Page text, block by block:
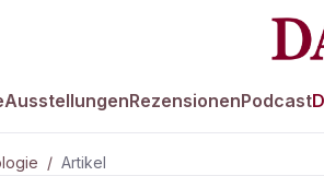
AusstellungenRezensionenPodcast
/ Artikel